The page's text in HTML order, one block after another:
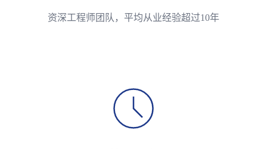
资深工程师团队，平均从业经验超过10年